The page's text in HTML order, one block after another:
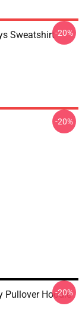
Sweatshirt-20%
-20%
Pullover Hoodie
-20%